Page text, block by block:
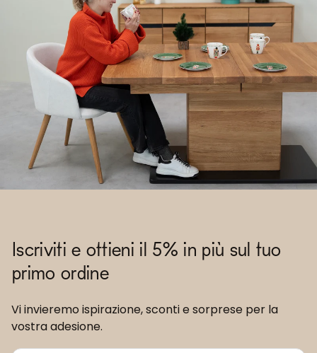
Iscriviti e ottieni il 5% in più sul tuo
primo ordine
Vi invieremo ispirazione, sconti e sorprese per la
vostra adesione.